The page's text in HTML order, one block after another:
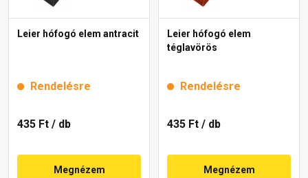
Leier hófogó elem antracit
Rendelésre
435 Ft / db
Megnézem
Leier hófogó elem
téglavörös
Rendelésre
435 Ft / db
Megnézem